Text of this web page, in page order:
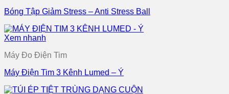
Bóng Tập Giảm Stress – Anti Stress Ball
Xem nhanh
Máy Đo Điện Tim
Máy Điện Tim 3 Kênh Lumed – Ý